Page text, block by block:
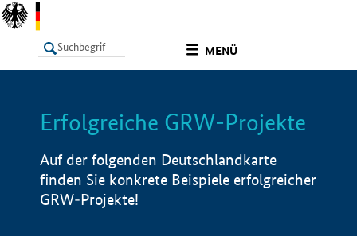
MENÜ
LISTE Info
Erfolgreiche GRW-Projekte
Auf der folgenden Deutschlandkarte
finden Sie konkrete Beispiele erfolgreicher
GRW-Projekte!